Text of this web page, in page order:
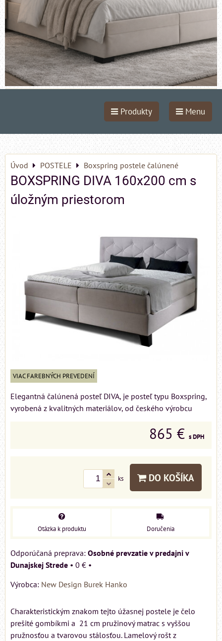
Produkty Menu
Úvod POSTELE Boxspring postele čalúnené
BOXSPRING DIVA 160x200 cm s
úložným priestorom
VIAC FAREBNÝCH PREVEDENÍ
Elegantná čalúnená posteľ DIVA, je posteľ typu Boxspring,
vyrobená z kvalitných materiálov, od českého výrobcu
865 € s DPH
ks DO KOŠÍKA
Otázka k produktu Doručenia
Osobné prevzatie v predajni v
Dunajskej Strede • 0 € •
Výrobca: New Design Burek Hanko
Charakteristickým znakom tejto úžasnej postele je čelo
prešité gombíkmi a 21 cm pružinový matrac s vyššou
pružnosťou a tvarovou stálosťou. Lamelový rošt z